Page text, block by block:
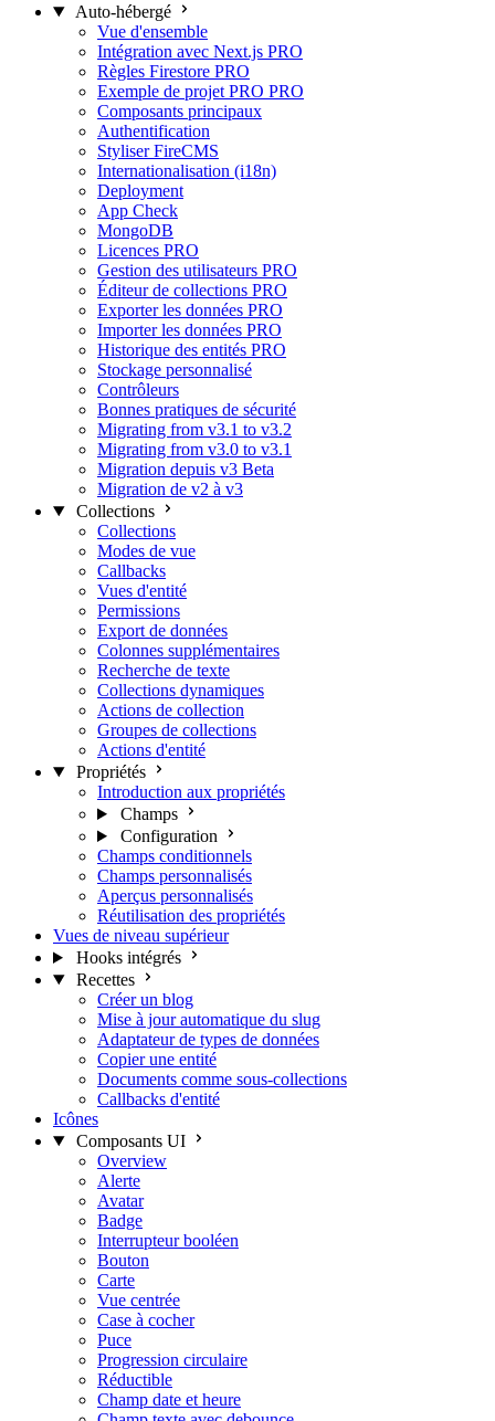
Auto-hébergé
Vue d'ensemble
Intégration avec Next.js PRO
Règles Firestore PRO
Exemple de projet PRO PRO
Composants principaux
Authentification
Styliser FireCMS
Internationalisation (i18n)
Deployment
App Check
MongoDB
Licences PRO
Gestion des utilisateurs PRO
Éditeur de collections PRO
Exporter les données PRO
Importer les données PRO
Historique des entités PRO
Stockage personnalisé
Contrôleurs
Bonnes pratiques de sécurité
Migrating from v3.1 to v3.2
Migrating from v3.0 to v3.1
Migration depuis v3 Beta
Migration de v2 à v3
Collections
Collections
Modes de vue
Callbacks
Vues d'entité
Permissions
Export de données
Colonnes supplémentaires
Recherche de texte
Collections dynamiques
Actions de collection
Groupes de collections
Actions d'entité
Propriétés
Introduction aux propriétés
Champs
Configuration
Champs conditionnels
Champs personnalisés
Aperçus personnalisés
Réutilisation des propriétés
Vues de niveau supérieur
Hooks intégrés
Recettes
Créer un blog
Mise à jour automatique du slug
Adaptateur de types de données
Copier une entité
Documents comme sous-collections
Callbacks d'entité
Icônes
Composants UI
Overview
Alerte
Avatar
Badge
Interrupteur booléen
Bouton
Carte
Vue centrée
Case à cocher
Puce
Progression circulaire
Réductible
Champ date et heure